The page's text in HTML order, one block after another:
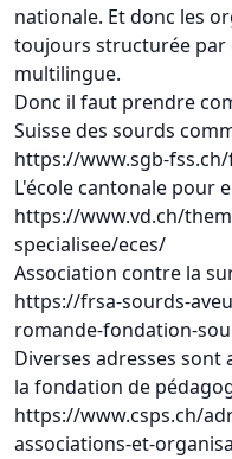
nationale. Et donc les
toujours structurée par
multilingue.
Donc il faut prendre
Suisse des sourds
https://www.sgb-
L'école cantonale pour
https://www.vd.ch/
specialisee/eces/
Association contre la
https://frsa-sourds-
romande-fondation-
Diverses adresses sont
la fondation de
https://www.csps.ch/
associations-et-